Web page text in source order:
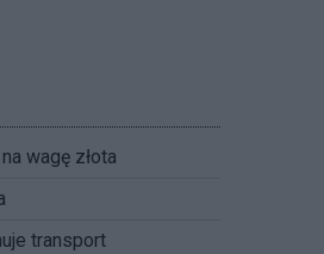
wagę złota
transport